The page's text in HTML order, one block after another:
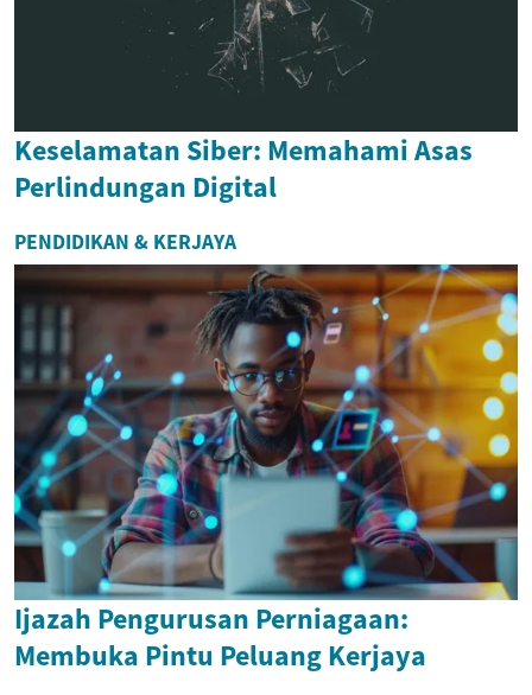
Keselamatan Siber: Memahami Asas
Perlindungan Digital
PENDIDIKAN & KERJAYA
Ijazah Pengurusan Perniagaan:
Membuka Pintu Peluang Kerjaya